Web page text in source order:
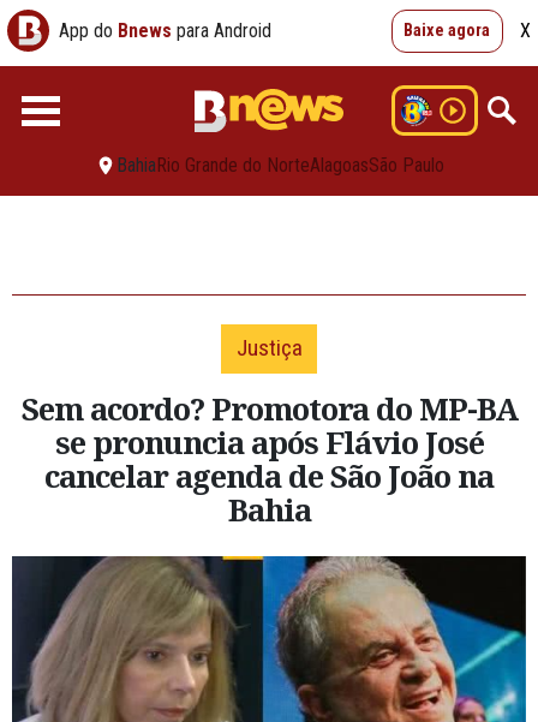
App do Bnews para Android Baixe agora X
BahiaRio Grande do NorteAlagoasSão Paulo
Justiça
Sem acordo? Promotora do MP-BA
se pronuncia após Flávio José
cancelar agenda de São João na
Bahia